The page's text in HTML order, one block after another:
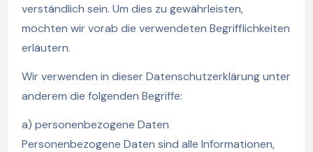
verständlich sein. Um dies zu gewährleisten,
möchten wir vorab die verwendeten Begrifflichkeiten
erläutern.
Wir verwenden in dieser Datenschutzerklärung unter
anderem die folgenden Begriffe:
a) personenbezogene Daten
Personenbezogene Daten sind alle Informationen,